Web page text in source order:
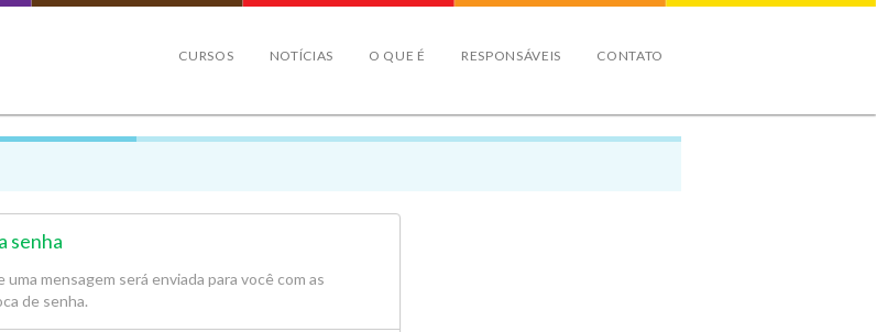
CURSOS NOTÍCIAS O QUE É RESPONSÁVEIS CONTATO
senha
uma mensagem será enviada para você com as
de senha.